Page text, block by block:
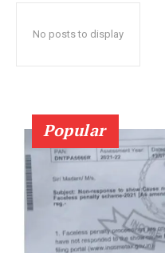
No posts to display
Popular